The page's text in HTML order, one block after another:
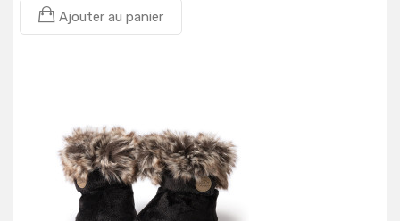
Ajouter au panier